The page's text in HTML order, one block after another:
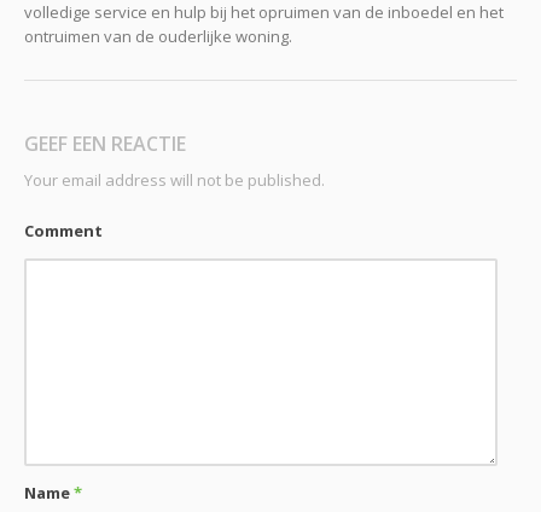
volledige service en hulp bij het opruimen van de inboedel en het
ontruimen van de ouderlijke woning.
GEEF EEN REACTIE
Your email address will not be published.
Comment
Name*